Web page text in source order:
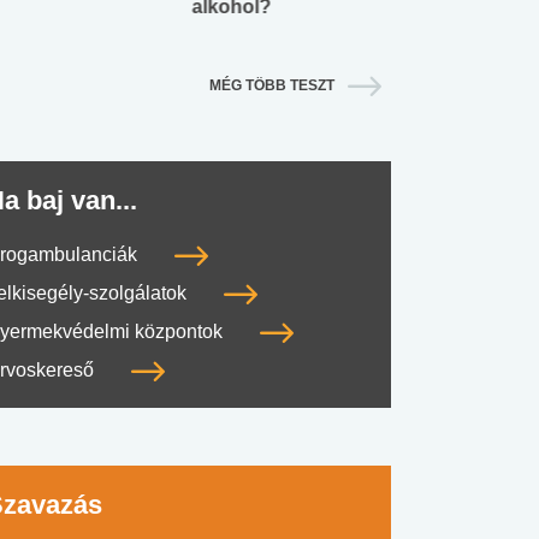
alkohol?
MÉG TÖBB TESZT
baj van...
szolgálatok
központok